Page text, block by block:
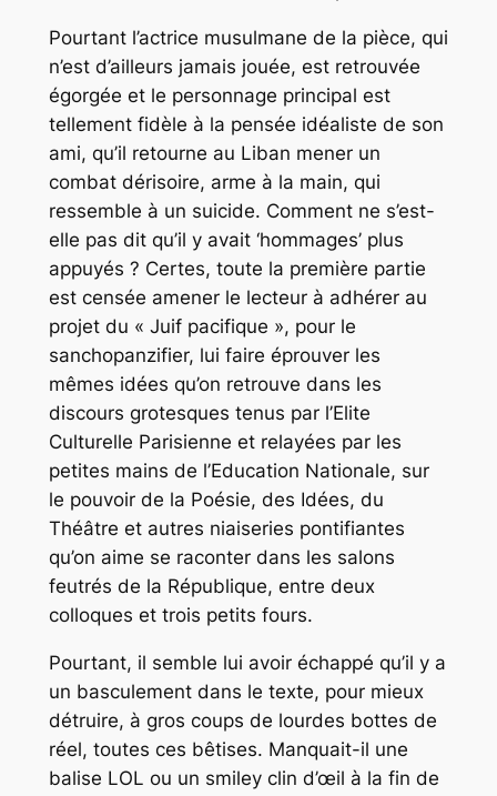
Pourtant l’actrice musulmane de la pièce, qui
n’est d’ailleurs jamais jouée, est retrouvée
égorgée et le personnage principal est
tellement fidèle à la pensée idéaliste de son
ami, qu’il retourne au Liban mener un
combat dérisoire, arme à la main, qui
ressemble à un suicide. Comment ne s’est-
elle pas dit qu’il y avait ‘hommages’ plus
appuyés ? Certes, toute la première partie
est censée amener le lecteur à adhérer au
projet du « Juif pacifique », pour le
sanchopanzifier, lui faire éprouver les
mêmes idées qu’on retrouve dans les
discours grotesques tenus par l’Elite
Culturelle Parisienne et relayées par les
petites mains de l’Education Nationale, sur
le pouvoir de la Poésie, des Idées, du
Théâtre et autres niaiseries pontifiantes
qu’on aime se raconter dans les salons
feutrés de la République, entre deux
colloques et trois petits fours.
Pourtant, il semble lui avoir échappé qu’il y a
un basculement dans le texte, pour mieux
détruire, à gros coups de lourdes bottes de
réel, toutes ces bêtises. Manquait-il une
balise LOL ou un smiley clin d’œil à la fin de